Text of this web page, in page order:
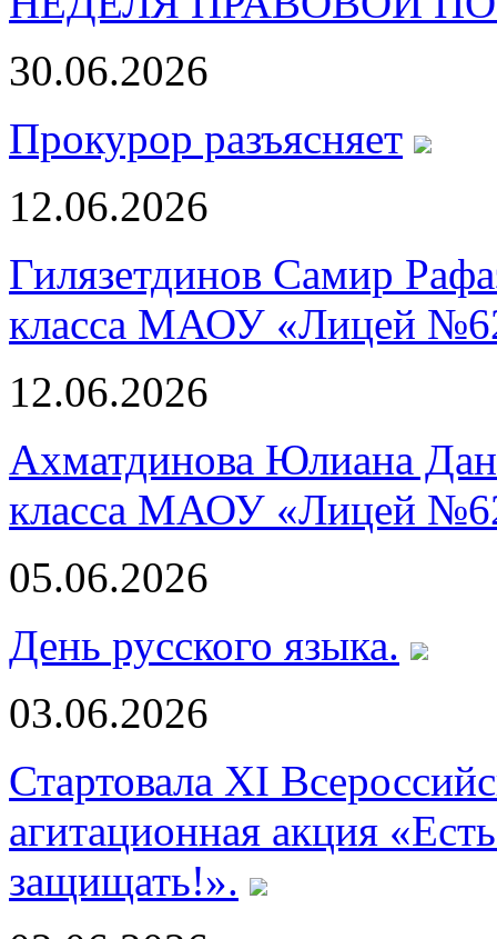
30.06.2026
Прокурор разъясняет
12.06.2026
Гилязетдинов Самир
класса МАОУ «Лицей
12.06.2026
Ахматдинова Юлиана
класса МАОУ «Лицей
05.06.2026
День русского языка.
03.06.2026
Стартовала XI
агитационная акция
защищать!».